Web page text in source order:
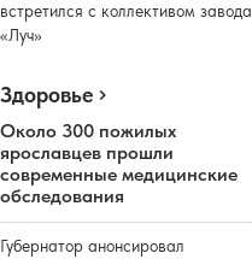
встретился с коллективом завода
«Луч»
Здоровье
Около 300 пожилых
ярославцев прошли
современные медицинские
обследования
Губернатор анонсировал